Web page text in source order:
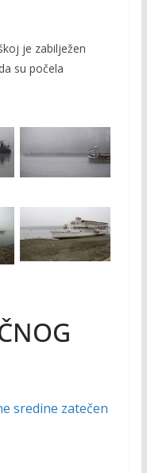
je zabilježen
su počela
sredine zatečen